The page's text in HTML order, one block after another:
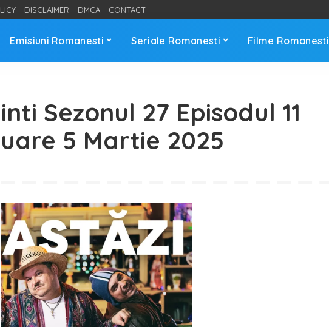
DISCLAIMER DMCA CONTACT
Emisiuni Romanesti Seriale Romanesti Filme Romanesti
Sezonul 27 Episodul 11
5 Martie 2025